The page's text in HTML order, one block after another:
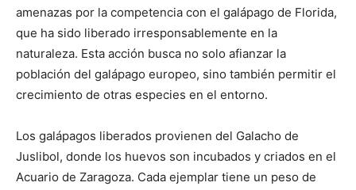
amenazas por la competencia con el galápago de Florida,
que ha sido liberado irresponsablemente en la
naturaleza. Esta acción busca no solo afianzar la
población del galápago europeo, sino también permitir el
crecimiento de otras especies en el entorno.
Los galápagos liberados provienen del Galacho de
Juslibol, donde los huevos son incubados y criados en el
Acuario de Zaragoza. Cada ejemplar tiene un peso de